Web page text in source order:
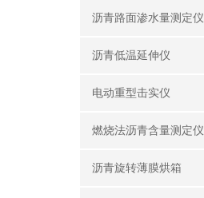
沥青路面渗水量测定仪
沥青低温延伸仪
电动重型击实仪
燃烧法沥青含量测定仪
沥青旋转薄膜烘箱